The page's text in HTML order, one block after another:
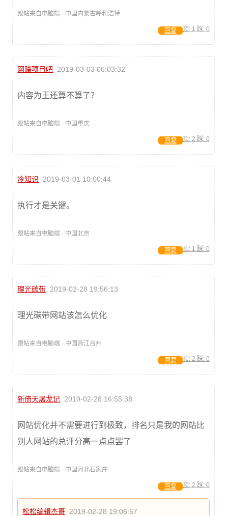
跟帖来自电脑端 · 中国内蒙古呼和浩特
顶: 1 踩: 0
回复
网赚项目吧 2019-03-03 06:03:32
内容为王还算不算了？
跟帖来自电脑端 · 中国重庆
顶: 2 踩: 0
回复
冷知识 2019-03-01 10:00:44
执行才是关键。
跟帖来自电脑端 · 中国北京
顶: 1 踩: 0
回复
理光碳带 2019-02-28 19:56:13
理光碳带网站该怎么优化
跟帖来自电脑端 · 中国浙江台州
顶: 2 踩: 0
回复
新倚天屠龙记 2019-02-28 16:55:38
网站优化并不需要进行到极致，排名只是我的网站比
别人网站的总评分高一点点罢了
跟帖来自电脑端 · 中国河北石家庄
顶: 2 踩: 0
回复
松松编辑杰哥 2019-02-28 19:06:57